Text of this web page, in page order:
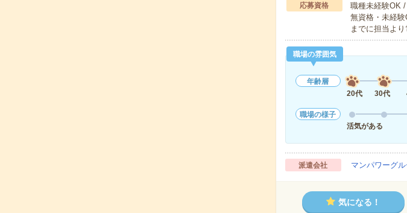
応募資格
職種未経験OK
無資格・未経
までに担当よ
職場の雰囲気
年齢層
20代
30代
職場の様子
活気がある
派遣会社 マンパワーグ
気になる！